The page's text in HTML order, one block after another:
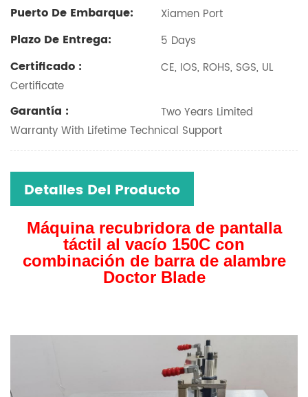
Puerto De Embarque: Xiamen Port
Plazo De Entrega: 5 Days
Certificado :
CE, IOS, ROHS, SGS, UL
Certificate
Garantía :
Two Years Limited
Warranty With Lifetime Technical Support
Detalles Del Producto
Máquina recubridora de pantalla
táctil al vacío 150C con
combinación de barra de alambre
Doctor Blade